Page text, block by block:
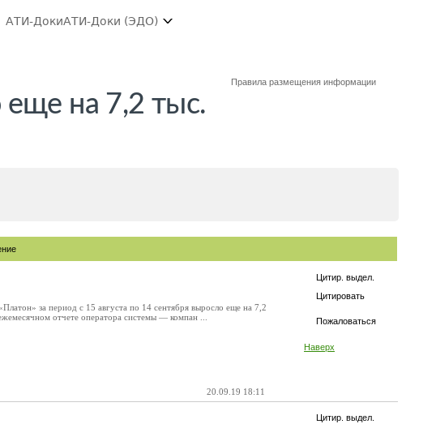
АТИ-ДокиАТИ-Доки (ЭДО)
Правила размещения информации
еще на 7,2 тыс.
Цитир. выдел.
Цитировать
Пожаловаться
Наверх
за период с 15 августа по 14 сентября выросло еще на 7,2
отчете оператора системы — компан ...
20.09.19 18:11
Цитир. выдел.